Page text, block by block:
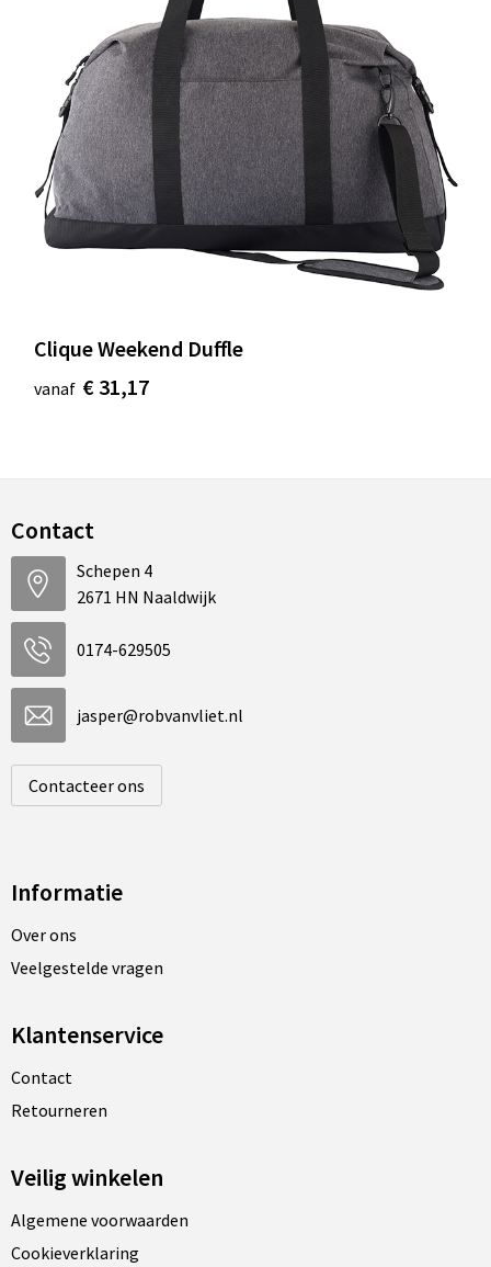
Clique Weekend Duffle
vanaf € 31,17
Contact
Schepen 4
2671 HN Naaldwijk
0174-629505
jasper@robvanvliet.nl
Contacteer ons
Informatie
Over ons
Veelgestelde vragen
Klantenservice
Contact
Retourneren
Veilig winkelen
Algemene voorwaarden
Cookieverklaring